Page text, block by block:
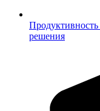
Продуктивность
решения